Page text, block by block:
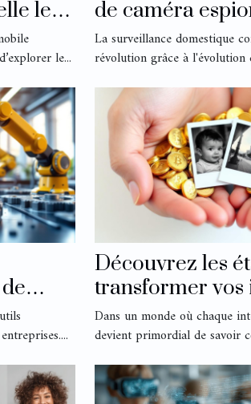
les
?
le...
de caméra
transforment la
domestique ?
La surveillance domestique
révolution grâce à l'évolution
Découvrez les
transformer vos
en récompenses
Dans un monde où chaque
devient primordial de savoir